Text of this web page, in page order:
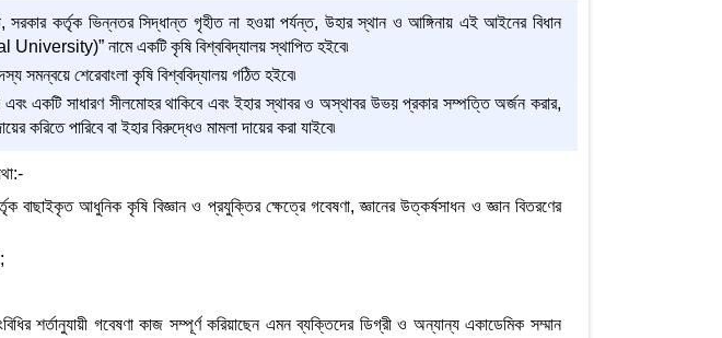
সরকার কর্তৃক ভিন্নতর সিদ্ধান্ত গৃহীত না হওয়া পর্যন্ত, উহার স্থান ও আঙ্গিনায় এই আইনের বিধান
নামে একটি কৃষি বিশ্ববিদ্যালয় স্থাপিত হইবে৷
সমন্বয়ে শেরেবাংলা কৃষি বিশ্ববিদ্যালয় গঠিত হইবে৷
এবং একটি সাধারণ সীলমোহর থাকিবে এবং ইহার স্থাবর ও অস্থাবর উভয় প্রকার সম্পত্তি অর্জন করার,
করিতে পারিবে বা ইহার বিরুদ্ধেও মামলা দায়ের করা যাইবে৷
বাছাইকৃত আধুনিক কৃষি বিজ্ঞান ও প্রযুক্তির ক্ষেত্রে গবেষণা, জ্ঞানের উত্কর্ষসাধন ও জ্ঞান বিতরণের
শর্তানুযায়ী গবেষণা কাজ সম্পূর্ণ করিয়াছেন এমন ব্যক্তিদের ডিগ্রী ও অন্যান্য একাডেমিক সম্মান